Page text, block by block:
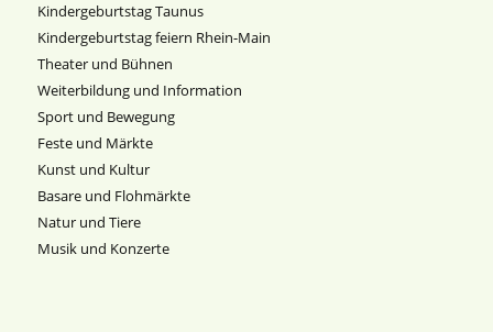
Kindergeburtstag Taunus
Kindergeburtstag feiern Rhein-Main
Theater und Bühnen
Weiterbildung und Information
Sport und Bewegung
Feste und Märkte
Kunst und Kultur
Basare und Flohmärkte
Natur und Tiere
Musik und Konzerte